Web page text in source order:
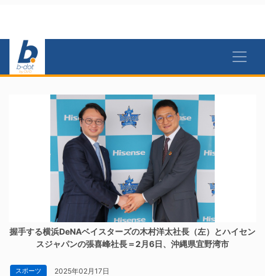
握手する横浜DeNAベイスターズの木村洋太社長（左）とハイセン
スジャパンの張喜峰社長＝2月6日、沖縄県宜野湾市
スポーツ 2025年02月17日